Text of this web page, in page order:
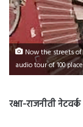
Now the streets
audio tour of 100
रक्षा-राजनीती नेटवर्क